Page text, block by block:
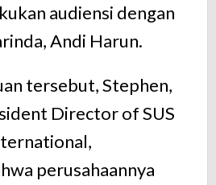
audiensi dengan
Andi Harun.
tersebut, Stephen,
Director of SUS
perusahaannya